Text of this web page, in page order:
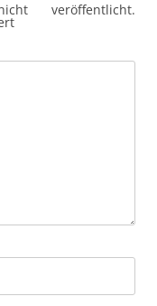
veröffentlicht.